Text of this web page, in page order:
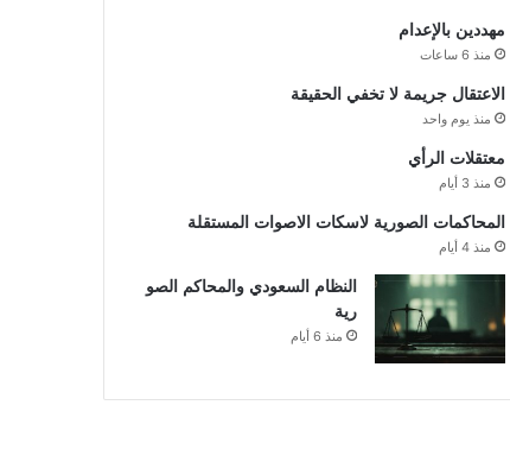
مهددين بالإعدام
منذ 6 ساعات
الاعتقال جريمة لا تخفي الحقيقة
منذ يوم واحد
معتقلات الرأي
منذ 3 أيام
المحاكمات الصورية لاسكات الاصوات المستقلة
منذ 4 أيام
النظام السعودي والمحاكم الصو
رية
منذ 6 أيام